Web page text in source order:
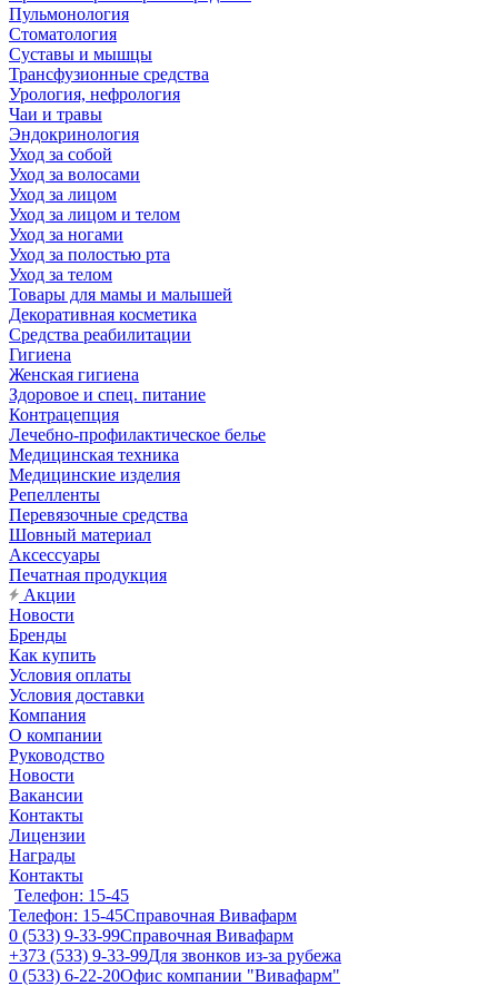
Пульмонология
Стоматология
Суставы и мышцы
Трансфузионные средства
Урология, нефрология
Чаи и травы
Эндокринология
Уход за собой
Уход за волосами
Уход за лицом
Уход за лицом и телом
Уход за ногами
Уход за полостью рта
Уход за телом
Товары для мамы и малышей
Декоративная косметика
Средства реабилитации
Гигиена
Женская гигиена
Здоровое и спец. питание
Контрацепция
Лечебно-профилактическое белье
Медицинская техника
Медицинские изделия
Репелленты
Перевязочные средства
Шовный материал
Аксессуары
Печатная продукция
Акции
Новости
Бренды
Как купить
Условия оплаты
Условия доставки
Компания
О компании
Руководство
Новости
Вакансии
Контакты
Лицензии
Награды
Контакты
Телефон: 15-45
Телефон: 15-45Справочная Вивафарм
0 (533) 9-33-99Справочная Вивафарм
+373 (533) 9-33-99Для звонков из-за рубежа
0 (533) 6-22-20Офис компании "Вивафарм"